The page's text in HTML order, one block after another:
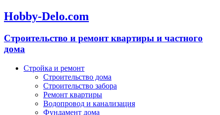
Hobby-Delo.com
Cтроительство и ремонт квартиры и частного
дома
Стройка и ремонт
Строительство дома
Строительство забора
Ремонт квартиры
Водопровод и канализация
Фундамент дома